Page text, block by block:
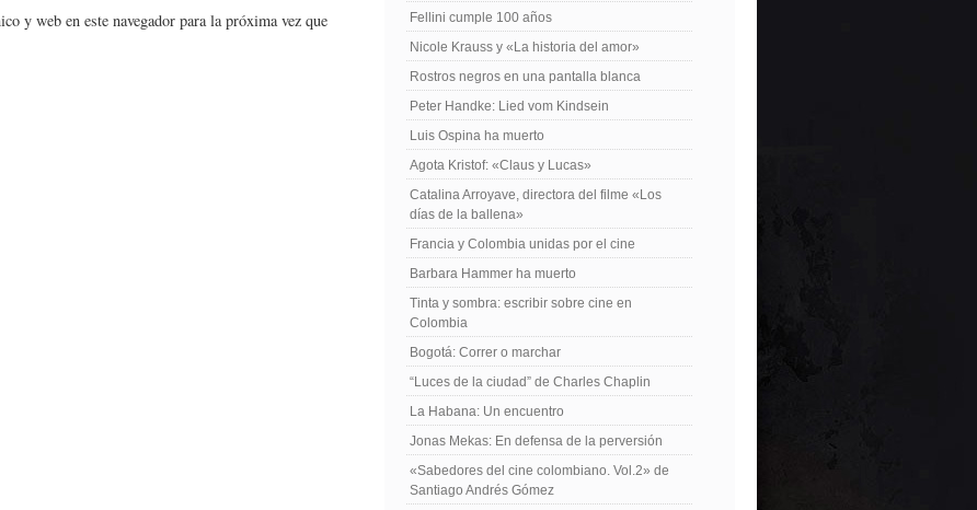
y web en este navegador para la próxima vez que
Fellini cumple 100 años
Nicole Krauss y «La historia del amor»
Rostros negros en una pantalla blanca
Peter Handke: Lied vom Kindsein
Luis Ospina ha muerto
Agota Kristof: «Claus y Lucas»
Catalina Arroyave, directora del filme «Los
días de la ballena»
Francia y Colombia unidas por el cine
Barbara Hammer ha muerto
Tinta y sombra: escribir sobre cine en
Colombia
Bogotá: Correr o marchar
“Luces de la ciudad” de Charles Chaplin
La Habana: Un encuentro
Jonas Mekas: En defensa de la perversión
«Sabedores del cine colombiano. Vol.2» de
Santiago Andrés Gómez